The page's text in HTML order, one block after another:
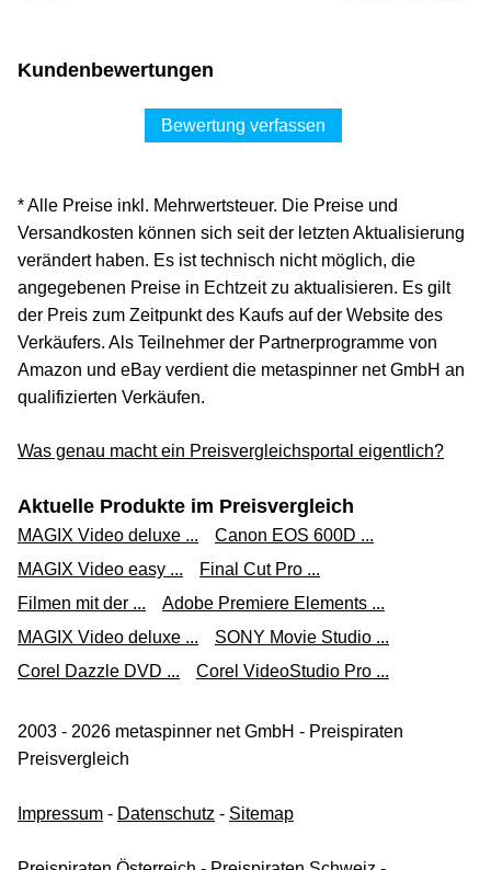
Kundenbewertungen
Bewertung verfassen
* Alle Preise inkl. Mehrwertsteuer. Die Preise und
Versandkosten können sich seit der letzten Aktualisierung
verändert haben. Es ist technisch nicht möglich, die
angegebenen Preise in Echtzeit zu aktualisieren. Es gilt
der Preis zum Zeitpunkt des Kaufs auf der Website des
Verkäufers. Als Teilnehmer der Partnerprogramme von
Amazon und eBay verdient die metaspinner net GmbH an
qualifizierten Verkäufen.
Was genau macht ein Preisvergleichsportal eigentlich?
Aktuelle Produkte im Preisvergleich
MAGIX Video deluxe ...
Canon EOS 600D ...
MAGIX Video easy ...
Final Cut Pro ...
Filmen mit der ...
Adobe Premiere Elements ...
MAGIX Video deluxe ...
SONY Movie Studio ...
Corel Dazzle DVD ...
Corel VideoStudio Pro ...
2003 - 2026 metaspinner net GmbH - Preispiraten
Preisvergleich
Impressum - Datenschutz - Sitemap